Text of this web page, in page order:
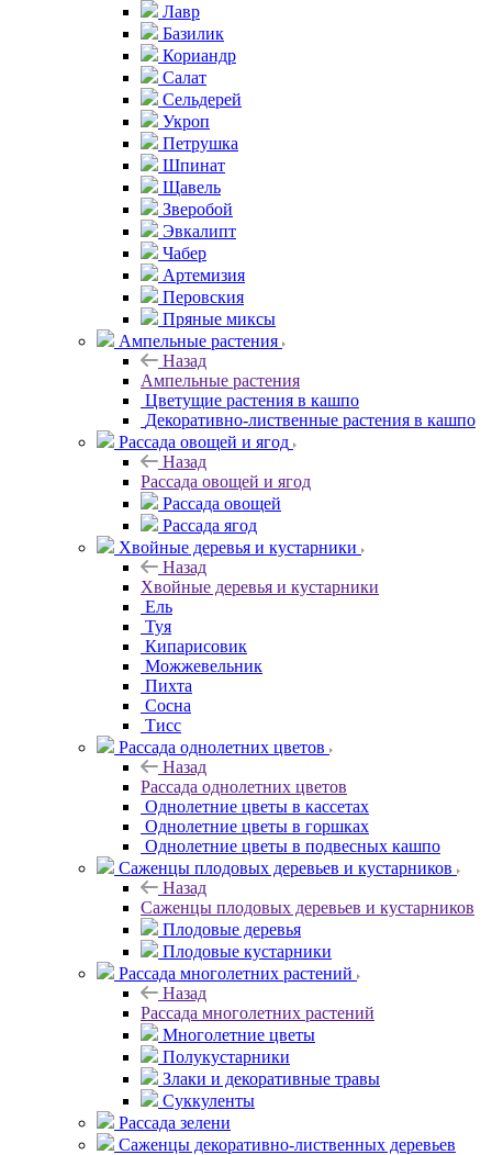
Лавр
Базилик
Кориандр
Салат
Сельдерей
Укроп
Петрушка
Шпинат
Щавель
Зверобой
Эвкалипт
Чабер
Артемизия
Перовския
Пряные миксы
Ампельные растения
Назад
Ампельные растения
Цветущие растения в кашпо
Декоративно-лиственные растения в кашпо
Рассада овощей и ягод
Назад
Рассада овощей и ягод
Рассада овощей
Рассада ягод
Хвойные деревья и кустарники
Назад
Хвойные деревья и кустарники
Ель
Туя
Кипарисовик
Можжевельник
Пихта
Сосна
Тисc
Рассада однолетних цветов
Назад
Рассада однолетних цветов
Однолетние цветы в кассетах
Однолетние цветы в горшках
Однолетние цветы в подвесных кашпо
Саженцы плодовых деревьев и кустарников
Назад
Саженцы плодовых деревьев и кустарников
Плодовые деревья
Плодовые кустарники
Рассада многолетних растений
Назад
Рассада многолетних растений
Многолетние цветы
Полукустарники
Злаки и декоративные травы
Суккуленты
Рассада зелени
Саженцы декоративно-лиственных деревьев